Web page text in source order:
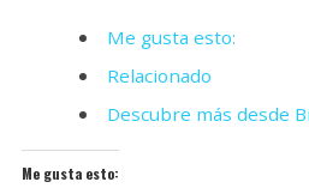
Me gusta esto:
Relacionado
Descubre más desde
Me gusta esto: